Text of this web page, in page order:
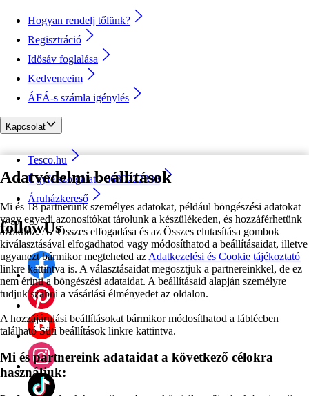
Adatvédelmi beállítások
Mi és 18 partnerünk személyes adatokat, például böngészési adatokat
vagy egyedi azonosítókat tárolunk a készülékeden, és hozzáférhetünk
azokhoz. Az Összes elfogadása és az Összes elutasítása gombok
kiválasztásával elfogadhatod vagy módosíthatod a beállításaidat, illetve
ugyanezt bármikor megteheted az Adatkezelési és Cookie tájékoztató
linkre kattintva is. A választásaidat megosztjuk a partnereinkkel, de ez
nem érinti a böngészési adataidat. A beállításaid alapján személyre
tudjuk szabni a vásárlási élményedet az oldalon.
A hozzájárulási beállításokat bármikor módosíthatod a láblécben
található Süti beállítások linkre kattintva.
Mi és partnereink adataidat a következő célokra
használjuk:
Hogyan rendelj tőlünk?
Regisztráció
Idősáv foglalása
Kedvenceim
ÁFÁ-s számla igénylés
Kapcsolat
Tesco.hu
Ügyfélszolgálat - 0680222333
Áruházkereső
followUs